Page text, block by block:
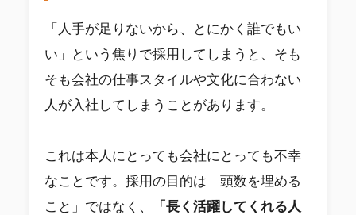
「人手が足りないから、とにかく誰でもい
い」という焦りで採用してしまうと、そも
そも会社の仕事スタイルや文化に合わない
人が入社してしまうことがあります。
これは本人にとっても会社にとっても不幸
なことです。採用の目的は「頭数を埋める
こと」ではなく、
「長く活躍してくれる人